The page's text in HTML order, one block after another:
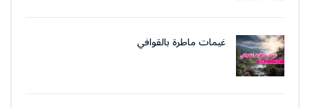
غيمات ماطرة بالقوافي